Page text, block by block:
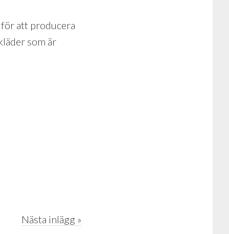
att producera
som är
Nästa inlägg »